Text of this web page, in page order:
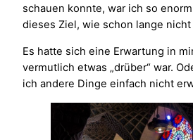
schauen konnte, war ich so
dieses Ziel, wie schon lange nicht
Es hatte sich eine Erwartung in
vermutlich etwas „drüber“ war.
ich andere Dinge einfach nicht